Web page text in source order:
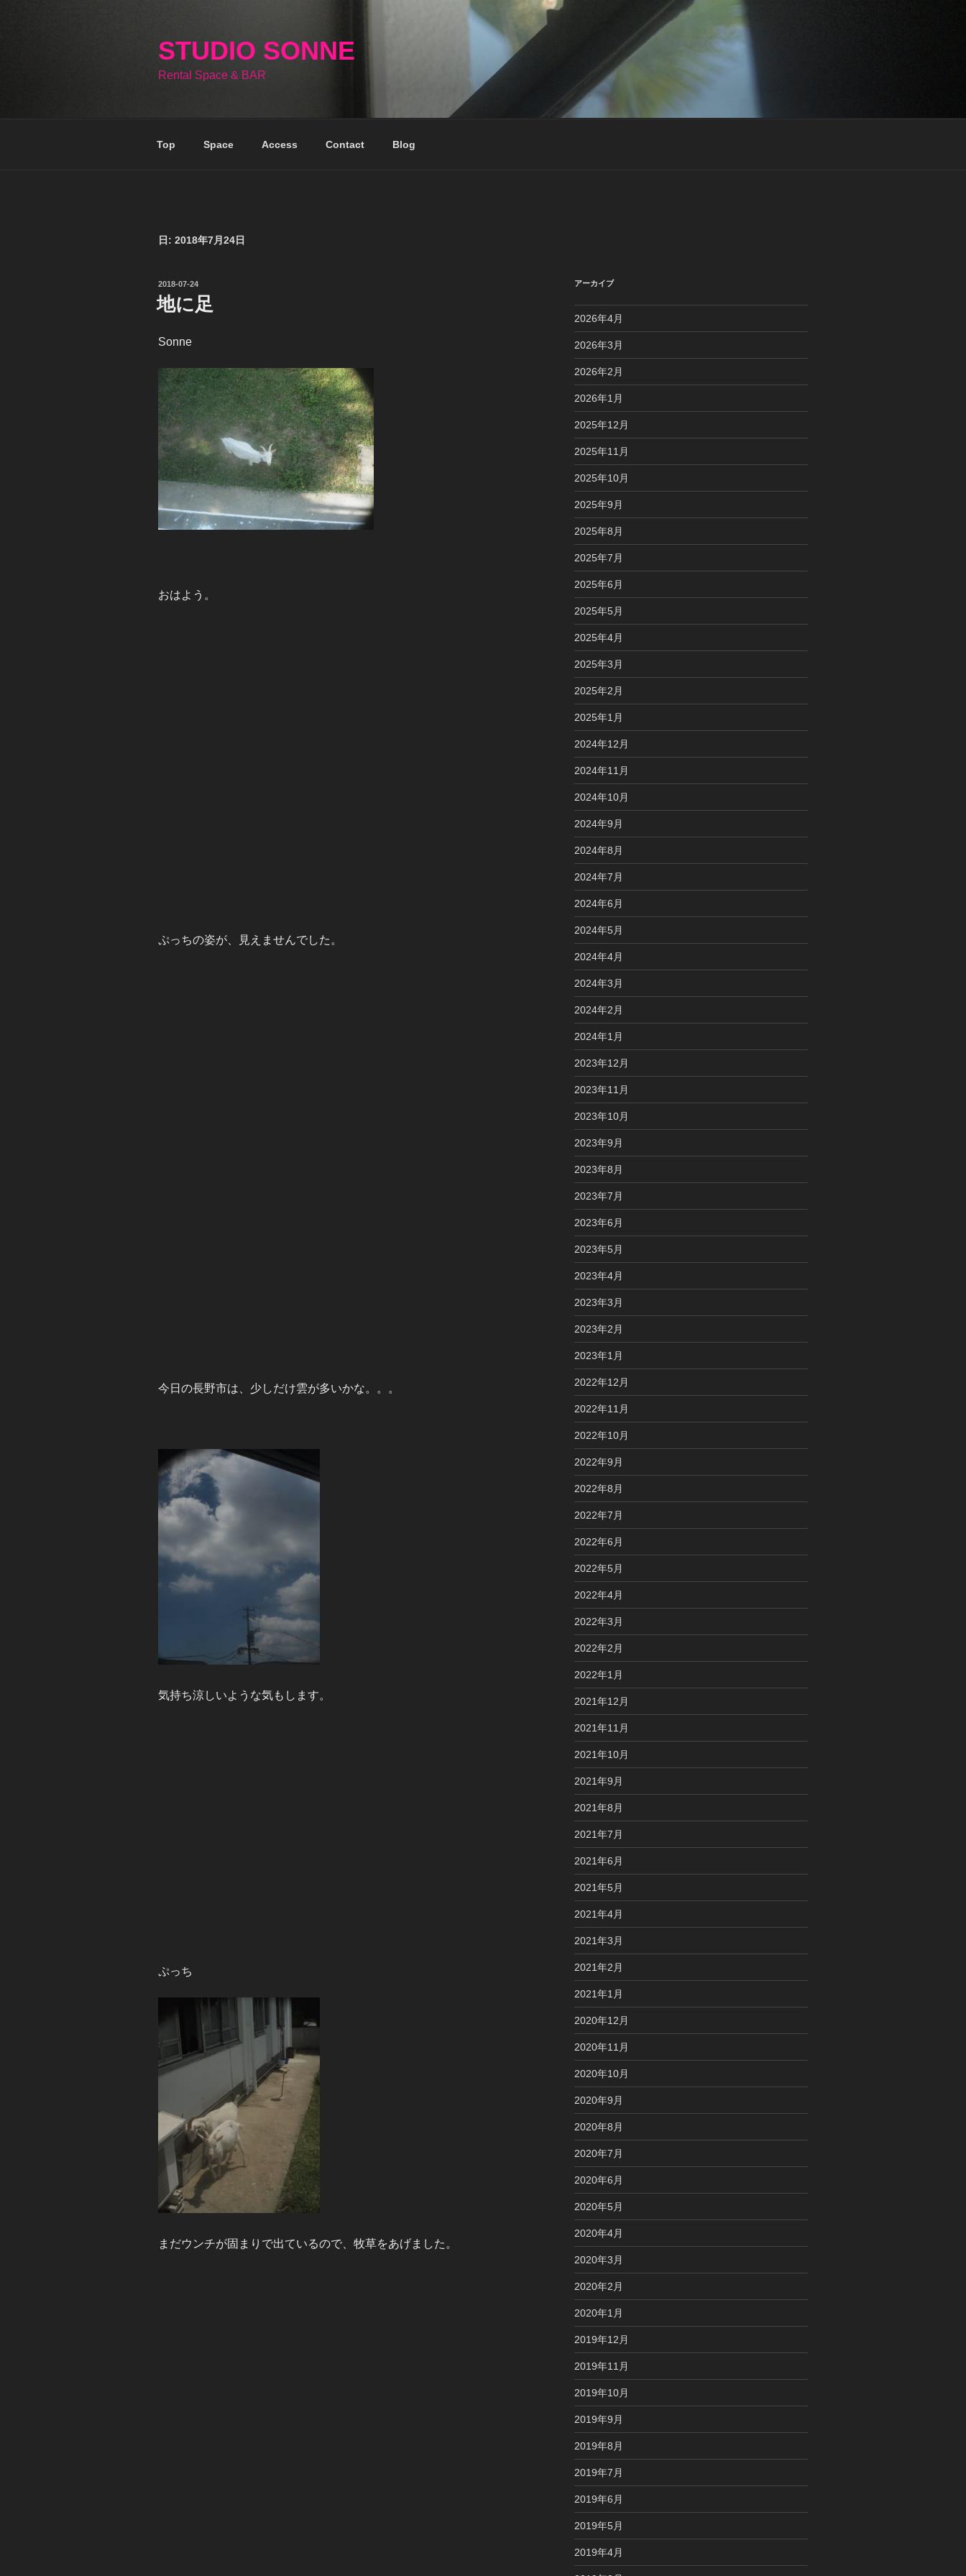
STUDIO SONNE
Rental Space & BAR
Top Space Access Contact Blog
日: 2018年7月24日
投
稿
日:
2018-07-24
地に足
Sonne
おはよう。
ぷっちの姿が、見えませんでした。
今日の長野市は、少しだけ雲が多いかな。。。
気持ち涼しいような気もします。
ぷっち
まだウンチが固まりで出ているので、牧草をあげました。
アーカイブ
2026年4月
2026年3月
2026年2月
2026年1月
2025年12月
2025年11月
2025年10月
2025年9月
2025年8月
2025年7月
2025年6月
2025年5月
2025年4月
2025年3月
2025年2月
2025年1月
2024年12月
2024年11月
2024年10月
2024年9月
2024年8月
2024年7月
2024年6月
2024年5月
2024年4月
2024年3月
2024年2月
2024年1月
2023年12月
2023年11月
2023年10月
2023年9月
2023年8月
2023年7月
2023年6月
2023年5月
2023年4月
2023年3月
2023年2月
2023年1月
2022年12月
2022年11月
2022年10月
2022年9月
2022年8月
2022年7月
2022年6月
2022年5月
2022年4月
2022年3月
2022年2月
2022年1月
2021年12月
2021年11月
2021年10月
2021年9月
2021年8月
2021年7月
2021年6月
2021年5月
2021年4月
2021年3月
2021年2月
2021年1月
2020年12月
2020年11月
2020年10月
2020年9月
2020年8月
2020年7月
2020年6月
2020年5月
2020年4月
2020年3月
2020年2月
2020年1月
2019年12月
2019年11月
2019年10月
2019年9月
2019年8月
2019年7月
2019年6月
2019年5月
2019年4月